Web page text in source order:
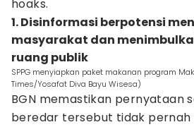
hoaks.
1. Disinformasi berpotensi
masyarakat dan
ruang publik
SPPG menyiapkan paket makanan program
Times/Yosafat Diva Bayu Wisesa)
BGN memastikan pernyataan
beredar tersebut tidak pernah